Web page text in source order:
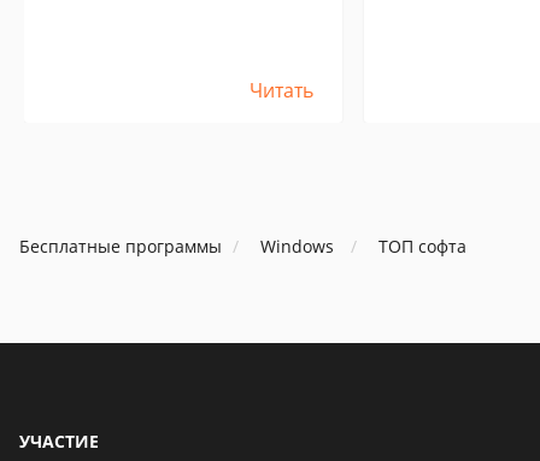
Читать
Бесплатные программы Windows ТОП софта
УЧАСТИЕ